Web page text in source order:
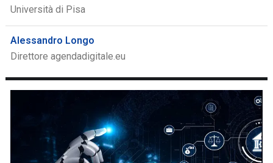
Università di Pisa
Alessandro Longo
Direttore agendadigitale.eu